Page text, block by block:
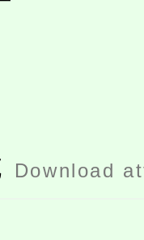
Download